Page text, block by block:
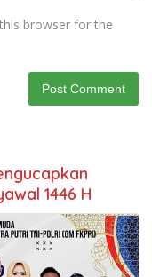
browser for the
1446 H